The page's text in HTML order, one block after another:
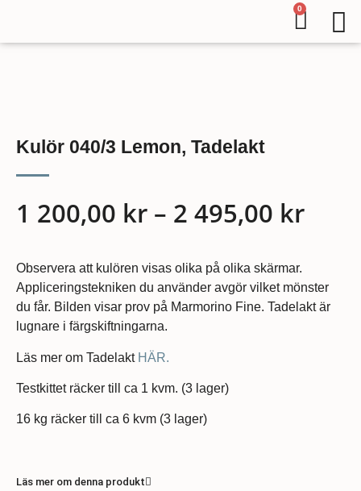
0
Kulör 040/3 Lemon, Tadelakt
1 200,00 kr – 2 495,00 kr
Observera att kulören visas olika på olika skärmar.
Appliceringstekniken du använder avgör vilket mönster
du får. Bilden visar prov på Marmorino Fine. Tadelakt är
lugnare i färgskiftningarna.
Läs mer om TadelaktHÄR.
Testkittet räcker till ca 1 kvm. (3 lager)
16 kg räcker till ca 6 kvm (3 lager)
Läs mer om denna produkt